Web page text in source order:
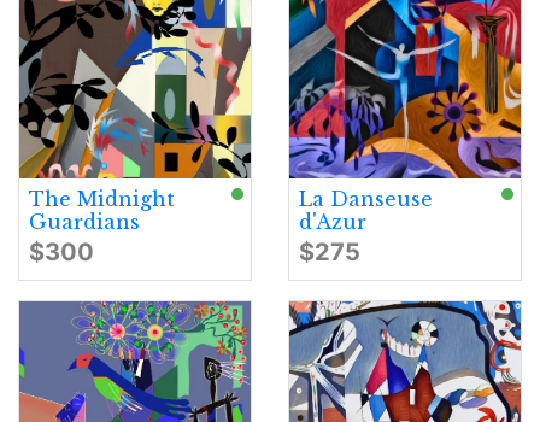
The Midnight
Guardians
$300
La Danseuse
d'Azur
$275